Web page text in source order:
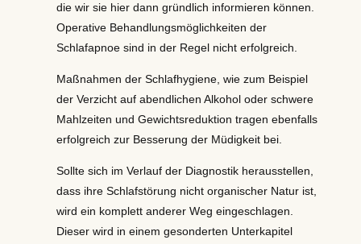
die wir sie hier dann gründlich informieren können.
Operative Behandlungsmöglichkeiten der
Schlafapnoe sind in der Regel nicht erfolgreich.
Maßnahmen der Schlafhygiene, wie zum Beispiel
der Verzicht auf abendlichen Alkohol oder schwere
Mahlzeiten und Gewichtsreduktion tragen ebenfalls
erfolgreich zur Besserung der Müdigkeit bei.
Sollte sich im Verlauf der Diagnostik herausstellen,
dass ihre Schlafstörung nicht organischer Natur ist,
wird ein komplett anderer Weg eingeschlagen.
Dieser wird in einem gesonderten Unterkapitel